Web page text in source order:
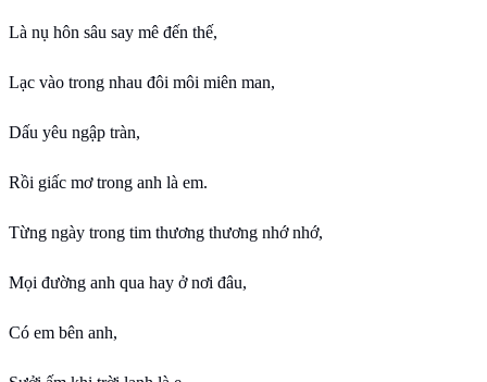
Là nụ hôn sâu say mê đến thế,
Lạc vào trong nhau đôi môi miên man,
Dấu yêu ngập tràn,
Rồi giấc mơ trong anh là em.
Từng ngày trong tim thương thương nhớ nhớ,
Mọi đường anh qua hay ở nơi đâu,
Có em bên anh,